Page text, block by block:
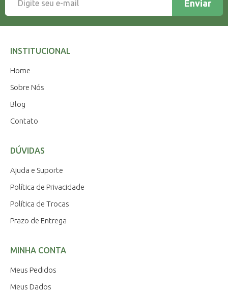
Enviar
INSTITUCIONAL
Home
Sobre Nós
Blog
Contato
DÚVIDAS
Ajuda e Suporte
Política de Privacidade
Política de Trocas
Prazo de Entrega
MINHA CONTA
Meus Pedidos
Meus Dados